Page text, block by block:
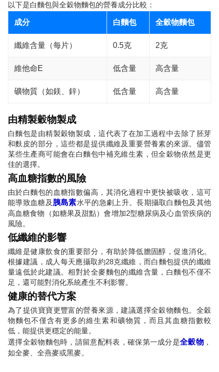
以下是白麵包與全穀物麵包的營養成分比較：
成分 白麵包 全穀物麵包
纖維含量（每片） 0.5克 2克
維他命E 低含量 高含量
礦物質（如鎂、鋅） 低含量 高含量
由精製穀物製成
白麵包是由精製穀物製成，這代表了在加工過程中去除了胚芽
和麩皮的部分，這些都是提供纖維及重要營養素的來源。儘管
某些生產商可能會在白麵包中補充維生素，但全穀物依然是更
佳的選擇。
高血糖指數的風險
由於白麵包的血糖指數偏高，其消化過程中更快被吸收，這可
能導致血糖及 胰島素水平的急劇上升。長期攝取白麵包及其他
高血糖食物（如糖果及甜點）會增加2型糖尿病及心血管疾病的
風險。
低纖維的影響
纖維是健康飲食的重要部分，有助於降低膽固醇，促進消化。
根據建議，成人每天應攝取約28克纖維，而白麵包提供的纖維
量遠低於此建議。相對於全麥麵包的纖維含量，白麵包不僅不
足，還可能對消化系統產生不利影響。
健康的替代方案
為了提供寶寶更豐富的營養來源，建議選擇全穀物麵包。全穀
物麵包不僅含有更多的維生素和礦物質，而且其血糖指數較
低，能提供更穩定的能量。
選擇全穀物麵包時，請留意配料表，確保第一成分是全穀物 ，
如全麥、全燕麥或黑麥。